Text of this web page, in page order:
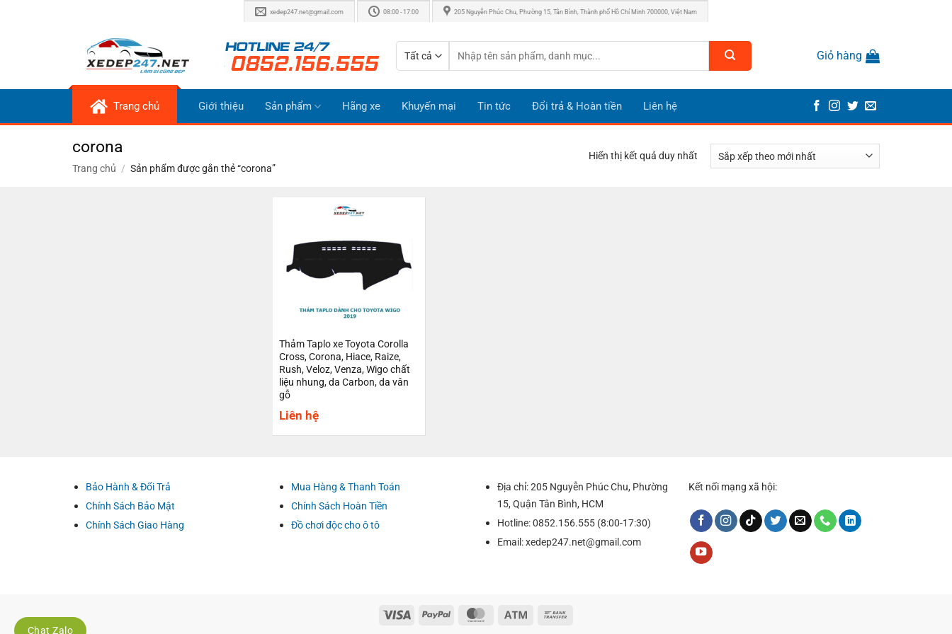
xedep247.net@gmail.com 08:00 - 17:00 205 Nguyễn Phúc Chu, Phường 15, Tân Bình, Thành phố Hồ Chí Minh 700000, Việt Nam
kiếm:
Giỏ hàng
Trang chủ Giới thiệu Sản phẩm Hãng xe Khuyến mại Tin tức Đổi trả & Hoàn tiền Liên hệ
corona
Trang chủ / Sản phẩm được gắn thẻ “corona”
Hiển thị kết quả duy nhất
Thảm Taplo xe Toyota Corolla
Cross, Corona, Hiace, Raize,
Rush, Veloz, Venza, Wigo chất
liệu nhung, da Carbon, da vân
gỗ
Liên hệ
Bảo Hành & Đổi Trả
Chính Sách Bảo Mật
Chính Sách Giao Hàng
Mua Hàng & Thanh Toán
Chính Sách Hoàn Tiền
Đồ chơi độc cho ô tô
Địa chỉ: 205 Nguyễn Phúc Chu, Phường
15, Quận Tân Bình, HCM
Hotline: 0852.156.555 (8:00-17:30)
Email:xedep247.net@gmail.com
Kết nối mạng xã hội:
Chat Zalo